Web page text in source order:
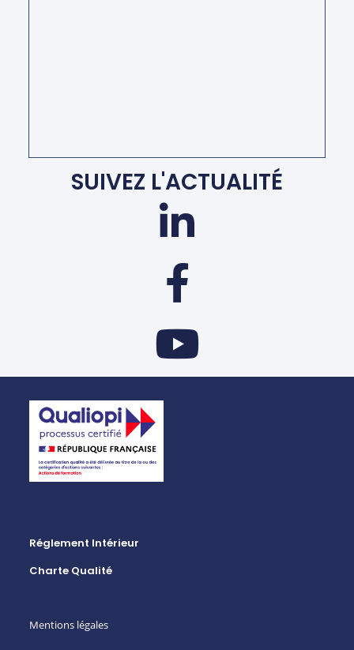
SUIVEZ L'ACTUALITÉ
Réglement Intérieur
Charte Qualité
Mentions légales